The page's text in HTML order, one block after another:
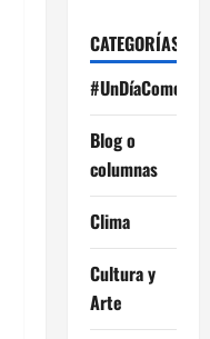
CATEGORÍAS
#UnDíaComoHoy
Blog o
columnas
Clima
Cultura y
Arte